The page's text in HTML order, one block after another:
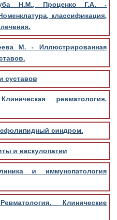
Н.М., Проценко Г.А. -
классификация,
М. - Иллюстрированная
суставов
ревматология.
синдром.
и васкулопатии
и иммунопатология
Клинические